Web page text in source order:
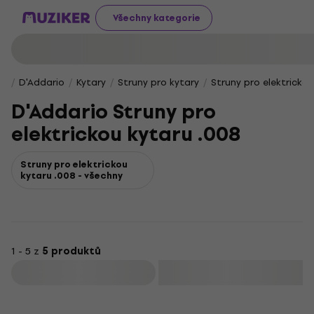
Všechny kategorie
D'Addario Kytary Struny pro kytary Struny pro
D'Addario Struny pro
elektrickou kytaru .008
Struny pro elektrickou
kytaru .008 - všechny
1 - 5 z 5 produktů